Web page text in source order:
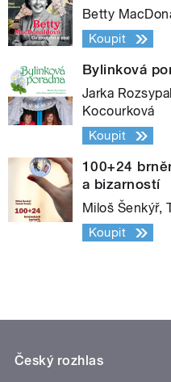
Betty
Koupit
Bylinková
Jarka
Kocourková
Koupit
100+24
a bizarností
Miloš Šenkýř,
Koupit
Český rozhlas